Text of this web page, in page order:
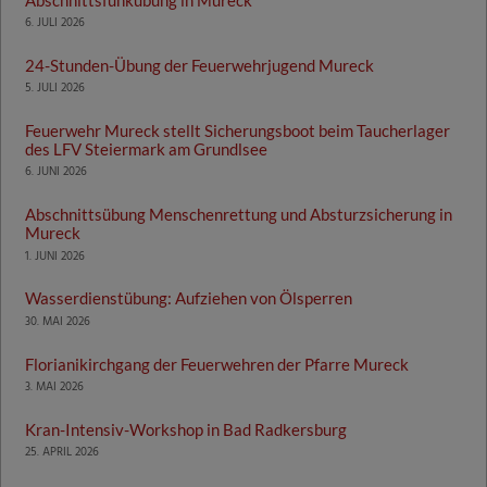
6. JULI 2026
24-Stunden-Übung der Feuerwehrjugend Mureck
5. JULI 2026
Feuerwehr Mureck stellt Sicherungsboot beim Taucherlager
des LFV Steiermark am Grundlsee
6. JUNI 2026
Abschnittsübung Menschenrettung und Absturzsicherung in
Mureck
1. JUNI 2026
Wasserdienstübung: Aufziehen von Ölsperren
30. MAI 2026
Florianikirchgang der Feuerwehren der Pfarre Mureck
3. MAI 2026
Kran-Intensiv-Workshop in Bad Radkersburg
25. APRIL 2026